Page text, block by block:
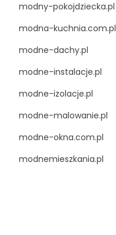
modny-pokojdziecka.pl
modna-kuchnia.com.pl
modne-dachy.pl
modne-instalacje.pl
modne-izolacje.pl
modne-malowanie.pl
modne-okna.com.pl
modnemieszkania.pl